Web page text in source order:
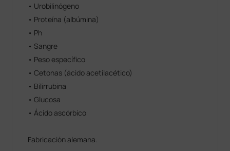
• Urobilinógeno
• Proteína (albúmina)
• Ph
• Sangre
• Peso específico
• Cetonas (ácido acetilacético)
• Bilirrubina
• Glucosa
• Ácido ascórbico
Fabricación alemana.